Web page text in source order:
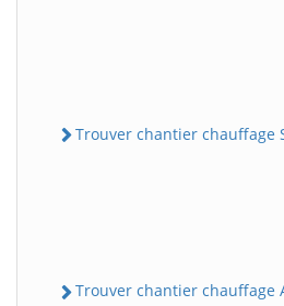
Trouver chantier chauffage
Trouver chantier chauffage